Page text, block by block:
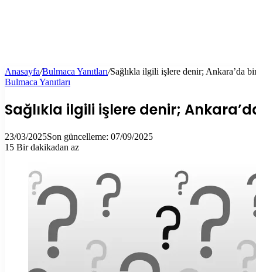
Anasayfa/Bulmaca Yanıtları/Sağlıkla ilgili işlere denir; Ankara’da
Bulmaca Yanıtları
Sağlıkla ilgili işlere denir;
23/03/2025Son güncelleme: 07/09/2025
15 Bir dakikadan az